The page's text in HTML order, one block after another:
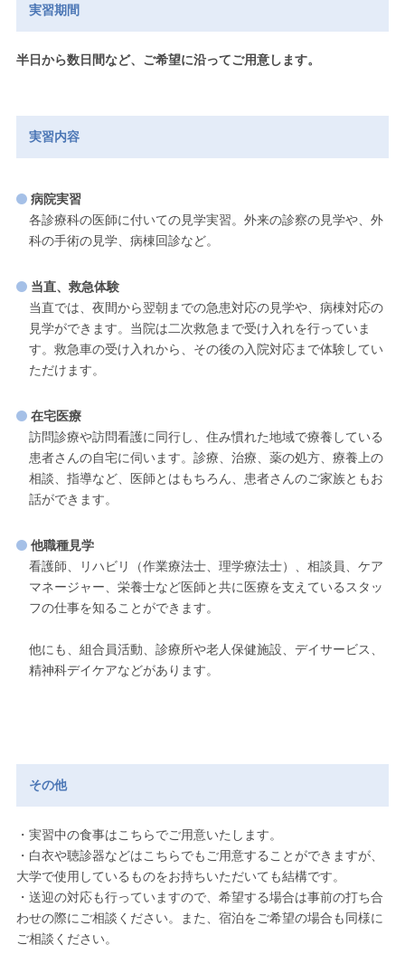
実習期間
半日から数日間など、ご希望に沿ってご用意します。
実習内容
病院実習
各診療科の医師に付いての見学実習。外来の診察の見学や、外
科の手術の見学、病棟回診など。
当直、救急体験
当直では、夜間から翌朝までの急患対応の見学や、病棟対応の
見学ができます。当院は二次救急まで受け入れを行っていま
す。救急車の受け入れから、その後の入院対応まで体験してい
ただけます。
在宅医療
訪問診療や訪問看護に同行し、住み慣れた地域で療養している
患者さんの自宅に伺います。診療、治療、薬の処方、療養上の
相談、指導など、医師とはもちろん、患者さんのご家族ともお
話ができます。
他職種見学
看護師、リハビリ（作業療法士、理学療法士）、相談員、ケア
マネージャー、栄養士など医師と共に医療を支えているスタッ
フの仕事を知ることができます。
他にも、組合員活動、診療所や老人保健施設、デイサービス、
精神科デイケアなどがあります。
その他
・実習中の食事はこちらでご用意いたします。
・白衣や聴診器などはこちらでもご用意することができますが、
大学で使用しているものをお持ちいただいても結構です。
・送迎の対応も行っていますので、希望する場合は事前の打ち合
わせの際にご相談ください。また、宿泊をご希望の場合も同様に
ご相談ください。